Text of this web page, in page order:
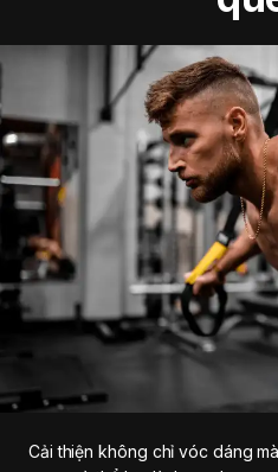
Cải thiện không chỉ vóc dáng